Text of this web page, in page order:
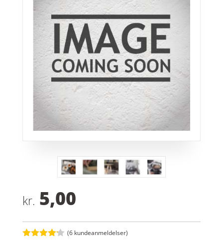
kr. 5,00
(6 kundeanmeldelser)